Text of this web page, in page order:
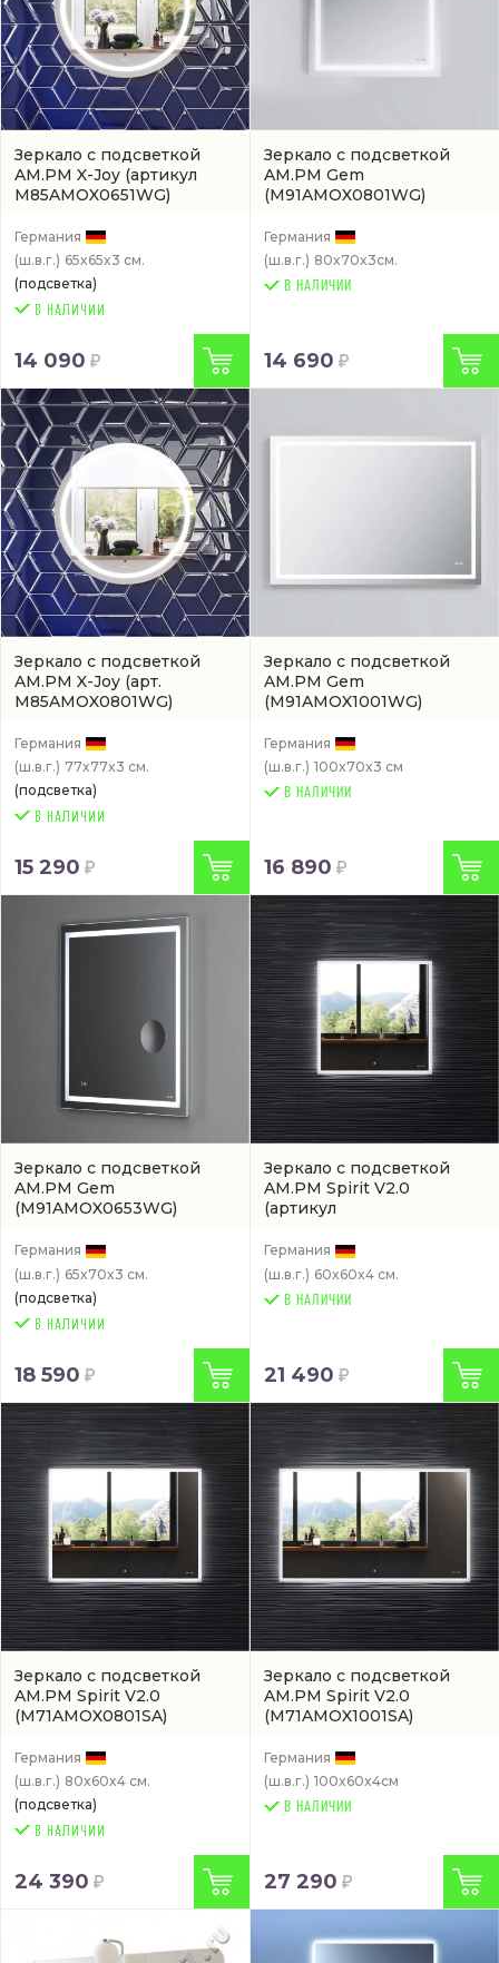
Зеркало с подсветкой
AM.PM X-Joy (артикул
M85AMOX0651WG)
Германия
(ш.в.г.) 65x65x3 см.
(подсветка)
14 090
Зеркало с подсветкой
AM.PM Gem
(M91AMOX0801WG)
Германия
(ш.в.г.) 80x70x3см.
В НАЛИЧИИ
14 690
Зеркало с подсветкой
AM.PM X-Joy (арт.
M85AMOX0801WG)
Германия
(ш.в.г.) 77x77x3 см.
(подсветка)
15 290
Зеркало с подсветкой
AM.PM Gem
(M91AMOX1001WG)
Германия
(ш.в.г.) 100x70x3 см
В НАЛИЧИИ
16 890
Зеркало с подсветкой
AM.PM Gem
(M91AMOX0653WG)
Германия
(ш.в.г.) 65x70x3 см.
(подсветка)
18 590
Зеркало с подсветкой
AM.PM Spirit V2.0
(артикул
Германия
(ш.в.г.) 60x60x4 см.
В НАЛИЧИИ
21 490
Зеркало с подсветкой
AM.PM Spirit V2.0
(M71AMOX0801SA)
Германия
(ш.в.г.) 80x60x4 см.
(подсветка)
24 390
Зеркало с подсветкой
AM.PM Spirit V2.0
(M71AMOX1001SA)
Германия
(ш.в.г.) 100x60x4см
В НАЛИЧИИ
27 290